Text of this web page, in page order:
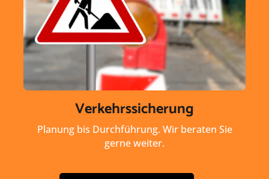
Verkehrssicherung
Planung bis Durchführung. Wir beraten Sie
gerne weiter.